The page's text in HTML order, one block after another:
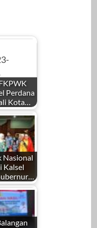
Perdana
Kota…
Nasional
Kalsel